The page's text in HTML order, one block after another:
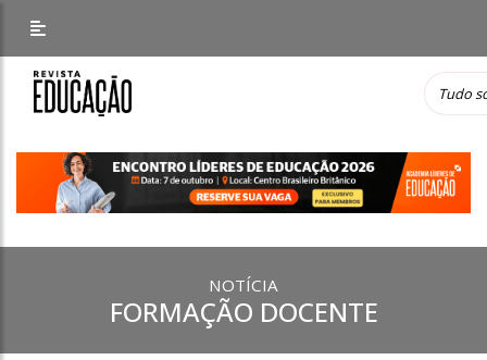
NOTÍCIA
FORMAÇÃO DOCENTE